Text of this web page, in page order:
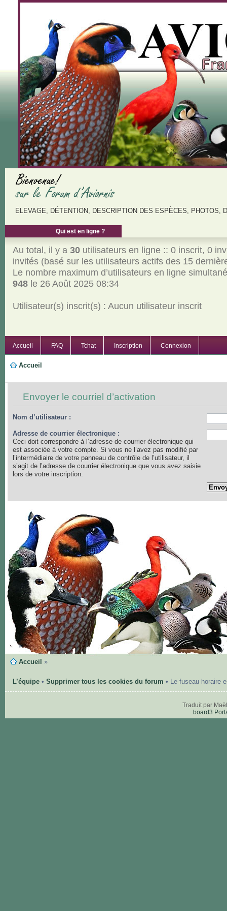
ELEVAGE, DÉTENTION, DESCRIPTION DES ESPÈCES, PHOTOS,
Qui est en ligne ?
Au total, il y a 30utilisateurs en ligne :: 0 inscrit, 0
invités (basé sur les utilisateurs actifs des 15
Le nombre maximum d’utilisateurs en ligne
948le 26 Août 2025 08:34
Utilisateur(s) inscrit(s) : Aucun utilisateur inscrit
Accueil FAQ Tchat Inscription Connexion
Accueil
Envoyer le courriel d’activation
Nom d’utilisateur :
Adresse de courrier électronique :
Ceci doit correspondre à l’adresse de courrier électronique qui
est associée à votre compte. Si vous ne l’avez pas modifié par
l’intermédiaire de votre panneau de contrôle de l’utilisateur, il
s’agit de l’adresse de courrier électronique que vous avez saisie
lors de votre inscription.
Accueil »
L’équipe• Supprimer tous les cookies du forum • Le fuseau horaire
Traduit par
board3